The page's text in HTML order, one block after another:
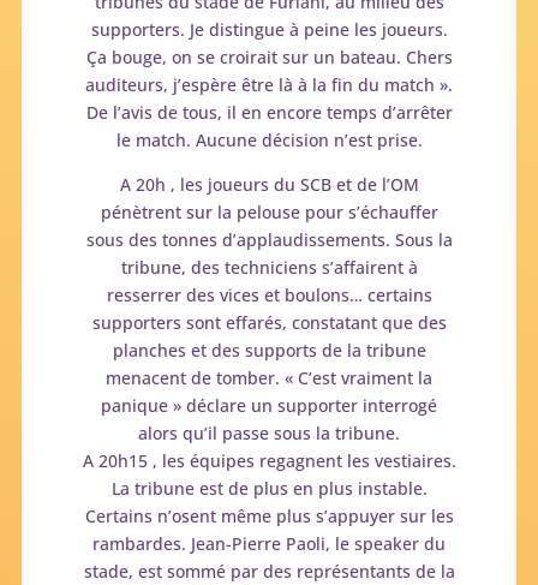
supporters. Je distingue à peine les joueurs.
Ça bouge, on se croirait sur un bateau. Chers
auditeurs, j’espère être là à la fin du match ».
De l’avis de tous, il en encore temps d’arrêter
le match. Aucune décision n’est prise.
A 20h , les joueurs du SCB et de l’OM
pénètrent sur la pelouse pour s’échauffer
sous des tonnes d’applaudissements. Sous la
tribune, des techniciens s’affairent à
resserrer des vices et boulons… certains
supporters sont effarés, constatant que des
planches et des supports de la tribune
menacent de tomber. « C’est vraiment la
panique » déclare un supporter interrogé
alors qu’il passe sous la tribune.
A 20h15 , les équipes regagnent les vestiaires.
La tribune est de plus en plus instable.
Certains n’osent même plus s’appuyer sur les
rambardes. Jean-Pierre Paoli, le speaker du
stade, est sommé par des représentants de la